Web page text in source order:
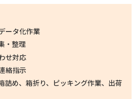
ータ化作業
・整理
せ対応
絡指示
詰め、箱折り、ピッキング作業、出荷